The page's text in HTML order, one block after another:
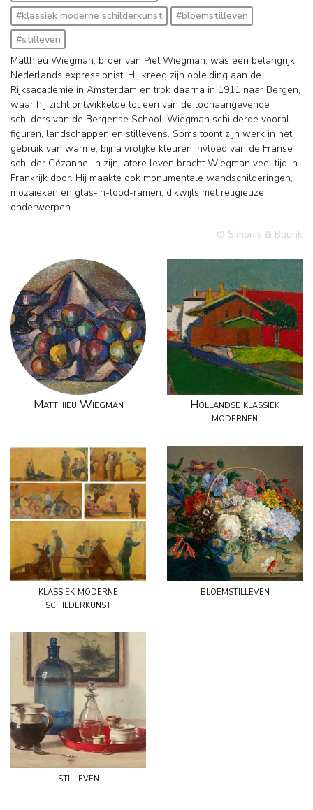
#klassiek moderne schilderkunst
#bloemstilleven
#stilleven
Matthieu Wiegman, broer van Piet Wiegman, was een belangrijk
Nederlands expressionist. Hij kreeg zijn opleiding aan de
Rijksacademie in Amsterdam en trok daarna in 1911 naar Bergen,
waar hij zicht ontwikkelde tot een van de toonaangevende
schilders van de Bergense School. Wiegman schilderde vooral
figuren, landschappen en stillevens. Soms toont zijn werk in het
gebruik van warme, bijna vrolijke kleuren invloed van de Franse
schilder Cézanne. In zijn latere leven bracht Wiegman veel tijd in
Frankrijk door. Hij maakte ook monumentale wandschilderingen,
mozaïeken en glas-in-lood-ramen, dikwijls met religieuze
onderwerpen.
© Simonis & Buunk
Matthieu Wiegman
Hollandse klassiek
modernen
klassiek moderne
schilderkunst
bloemstilleven
stilleven